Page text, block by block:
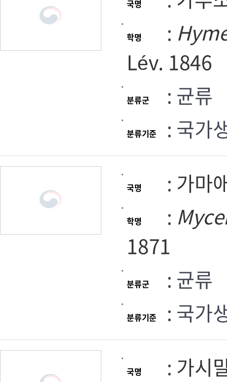
국명
학명 :
Lév. 1846
분류군 : 균류
분류기준 : 국가
국명 : 가마
학명 :
1871
분류군 : 균류
분류기준 : 국가
국명 : 가시